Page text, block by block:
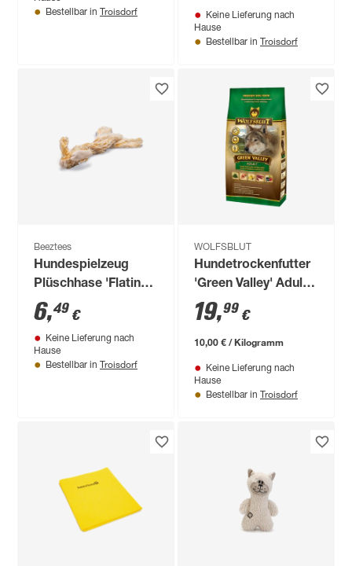
Bestellbar in Troisdorf
Keine Lieferung nach
Hause
Bestellbar in Troisdorf
Beeztees
Hundespielzeug
Plüschhase 'Flatino'
beige 30 cm, mit
Squeaker
6,49 €
Keine Lieferung nach
Hause
Bestellbar in Troisdorf
WOLFSBLUT
Hundetrockenfutter
'Green Valley' Adult
Lamm und Lachs 2
kg
19,99 €
10,00 € / Kilogramm
Keine Lieferung nach
Hause
Bestellbar in Troisdorf